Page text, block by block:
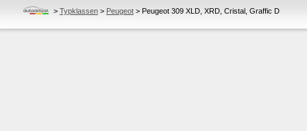
> Typklassen > Peugeot > Peugeot 309 XLD, XRD, Cristal, Graffic D